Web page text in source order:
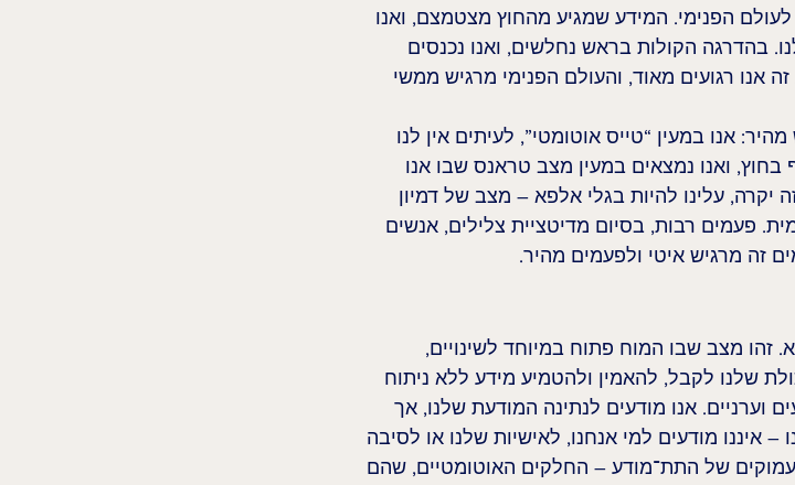
הפנימי. המידע שמגיע מהחוץ מצטמצם, ואנו
בהדרגה הקולות בראש נחלשים, ואנו נכנסים
רגועים מאוד, והעולם הפנימי מרגיש ממשי
אנו במעין “טייס אוטומטי”, לעיתים אין לנו
בחוץ, ואנו נמצאים במעין מצב טראנס שבו אנו
יקרה, עלינו להיות בגלי אלפא – מצב של דמיון
פעמים רבות, בסיום מדיטציית צלילים, אנשים
זה מרגיש איטי ולפעמים מהיר.
זהו מצב שבו המוח פתוח במיוחד לשינויים,
שלנו לקבל, להאמין ולהטמיע מידע ללא ניתוח
וערניים. אנו מודעים לנתינה המודעת שלנו, אך
איננו מודעים למי אנחנו, לאישיות שלנו או לסיבה
של התת־מודע – החלקים האוטומטיים, שהם